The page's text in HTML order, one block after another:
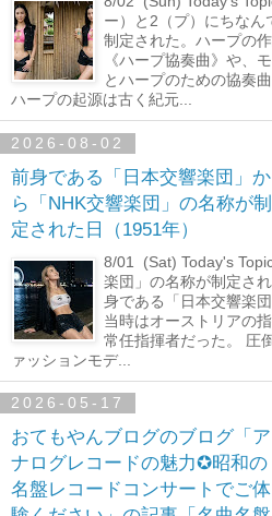
ー）と2（プ）にちなん
制定された。ハープの
《ハープ協奏曲》や、
とハープのための協奏
ハープの起源は古く紀元...
2026-08-02
前身である「日本交響楽団」か
ら「NHK交響楽団」の名称が制
定された日（1951年）
8/01 (Sat) Today's
楽団」の名称が制定さ
身である「日本交響楽
当時はオーストリアの
常任指揮者だった。 圧
ァッションモデ...
2026-05-17
おてもやんブログのブログ「ア
ナログレコードの魅力✪昭和の
名盤レコードコンサートでご体